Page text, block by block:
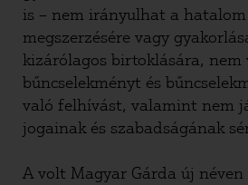
is – nem irányulhat a hatalom
megszerzésére vagy
kizárólagos birtoklására,
bűncselekményt és
való felhívást, valamint nem
jogainak és szabadságának
A volt Magyar Gárda új